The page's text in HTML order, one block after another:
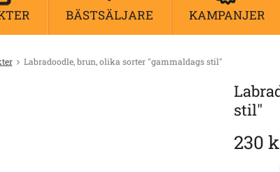
BÄSTSÄLJARE KAMPANJER
Labradoodle, brun, olika sorter "gammaldags stil"
stil"
230